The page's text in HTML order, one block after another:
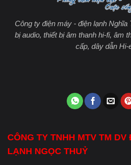
Công ty điện máy - điện lạnh
bị audio, thiết bị âm thanh hi-fi, âm
cấp, dây dẫn Hi-
CÔNG TY TNHH MTV TM
LẠNH NGỌC THUỶ